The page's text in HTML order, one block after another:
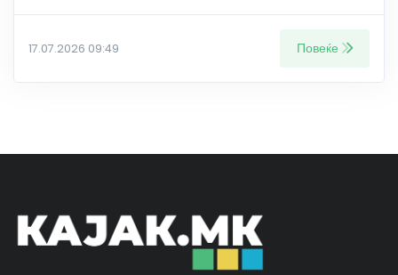
17.07.2026 09:49 Повеќе